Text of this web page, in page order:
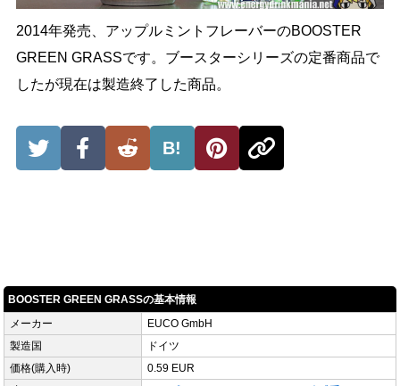
2014年発売、アップルミントフレーバーのBOOSTER
GREEN GRASSです。ブースターシリーズの定番商品で
したが現在は製造終了した商品。
B!
BOOSTER GREEN GRASSの基本情報
メーカー
EUCO GmbH
製造国
ドイツ
価格(購入時)
0.59 EUR